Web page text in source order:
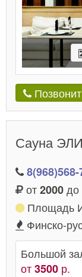
Сауна
от2000до
Площадь
Финско-
Большой
от3500 р.